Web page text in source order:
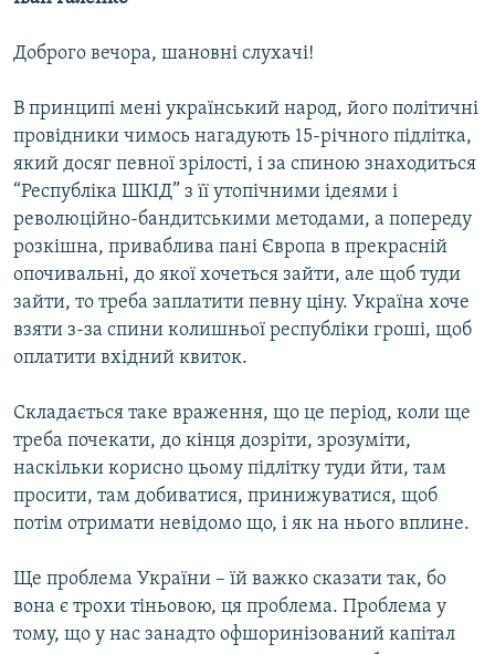
Доброго вечора, шановні слухачі!
В принципі мені український народ, його політичні
провідники чимось нагадують 15-річного підлітка,
який досяг певної зрілості, і за спиною знаходиться
“Республіка ШКІД” з її утопічними ідеями і
революційно-бандитськими методами, а попереду
розкішна, приваблива пані Європа в прекрасній
опочивальні, до якої хочеться зайти, але щоб туди
зайти, то треба заплатити певну ціну. Україна хоче
взяти з-за спини колишньої республіки гроші, щоб
оплатити вхідний квиток.
Складається таке враження, що це період, коли ще
треба почекати, до кінця дозріти, зрозуміти,
наскільки корисно цьому підлітку туди йти, там
просити, там добиватися, принижуватися, щоб
потім отримати невідомо що, і як на нього вплине.
Ще проблема України – їй важко сказати так, бо
вона є трохи тіньовою, ця проблема. Проблема у
тому, що у нас занадто офшоринізований капітал